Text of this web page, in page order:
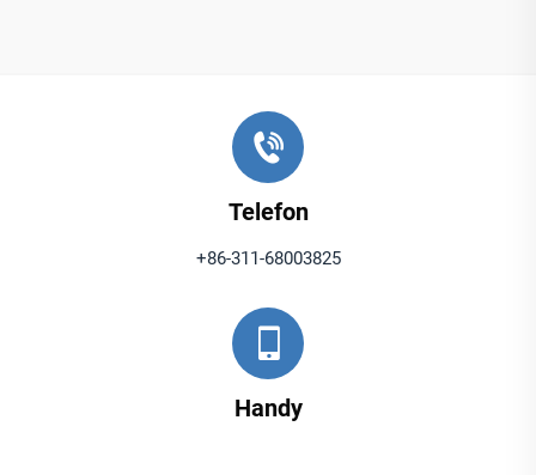
Telefon
+86-311-68003825
Handy